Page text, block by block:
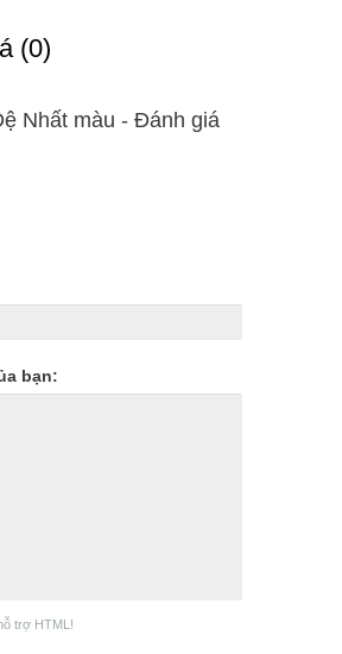
(0)
Nhất màu - Ðánh giá
bạn:
trợ HTML!